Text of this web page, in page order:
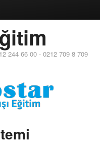
244 66 00 - 0212 709 8 709